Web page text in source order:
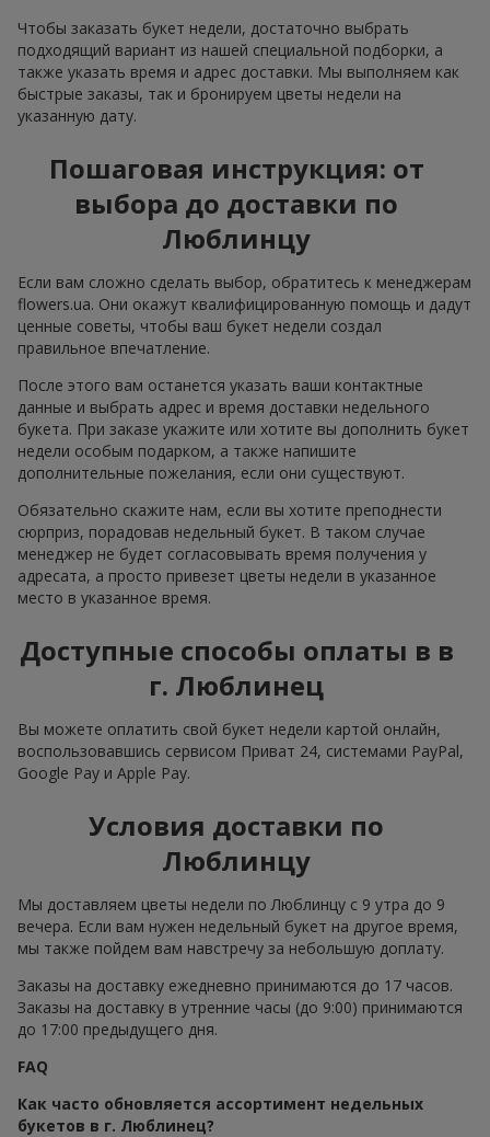
Чтобы заказать букет недели, достаточно выбрать
подходящий вариант из нашей специальной подборки, а
также указать время и адрес доставки. Мы выполняем как
быстрые заказы, так и бронируем цветы недели на
указанную дату.
Пошаговая инструкция: от
выбора до доставки по
Люблинцу
Если вам сложно сделать выбор, обратитесь к менеджерам
flowers.ua. Они окажут квалифицированную помощь и дадут
ценные советы, чтобы ваш букет недели создал
правильное впечатление.
После этого вам останется указать ваши контактные
данные и выбрать адрес и время доставки недельного
букета. При заказе укажите или хотите вы дополнить букет
недели особым подарком, а также напишите
дополнительные пожелания, если они существуют.
Обязательно скажите нам, если вы хотите преподнести
сюрприз, порадовав недельный букет. В таком случае
менеджер не будет согласовывать время получения у
адресата, а просто привезет цветы недели в указанное
место в указанное время.
Доступные способы оплаты в в
г. Люблинец
Вы можете оплатить свой букет недели картой онлайн,
воспользовавшись сервисом Приват 24, системами PayPal,
Google Pay и Apple Pay.
Условия доставки по
Люблинцу
Мы доставляем цветы недели по Люблинцу с 9 утра до 9
вечера. Если вам нужен недельный букет на другое время,
мы также пойдем вам навстречу за небольшую доплату.
Заказы на доставку ежедневно принимаются до 17 часов.
Заказы на доставку в утренние часы (до 9:00) принимаются
до 17:00 предыдущего дня.
FAQ
Как часто обновляется ассортимент недельных
букетов в г. Люблинец?